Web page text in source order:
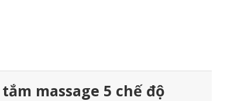
tắm massage 5 chế độ